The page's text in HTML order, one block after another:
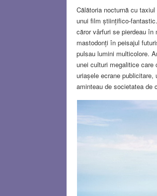
Călătoria nocturnă cu
unui film științifico-
căror vârfuri se pierdeau
mastodonți în peisajul
pulsau lumini multicolore.
unei culturi megalitice
uriașele ecrane
aminteau de societatea de